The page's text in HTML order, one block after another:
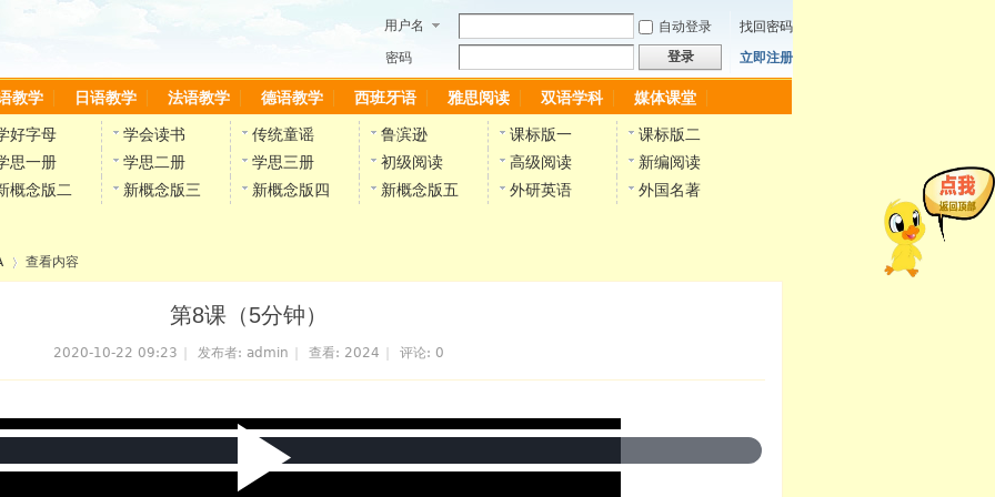
用户名 自动登录
找回密码
密码
登录 立即注册
教学 日语教学 法语教学 德语教学 西班牙语 雅思阅读 双语学科 媒体课堂
好字母 学会读书 传统童谣 鲁滨逊 课标版一
课标版二
思一册
学思二册 学思三册 初级阅读 高级阅读
新编阅读
概念版二
新概念版三 新概念版四 新概念版五 外研英语 外国名著
查看内容
第8课（5分钟）
2020-10-22 09:23 发布者: admin 查看: 2024 评论: 0